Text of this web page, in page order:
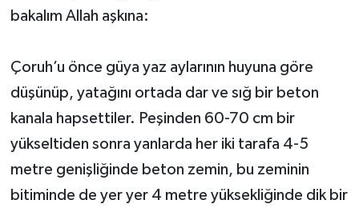
bakalım Allah aşkına:
Çoruh’u önce güya yaz aylarının huyuna göre
düşünüp, yatağını ortada dar ve sığ bir beton
kanala hapsettiler. Peşinden 60-70 cm bir
yükseltiden sonra yanlarda her iki tarafa 4-5
metre genişliğinde beton zemin, bu zeminin
bitiminde de yer yer 4 metre yüksekliğinde dik bir